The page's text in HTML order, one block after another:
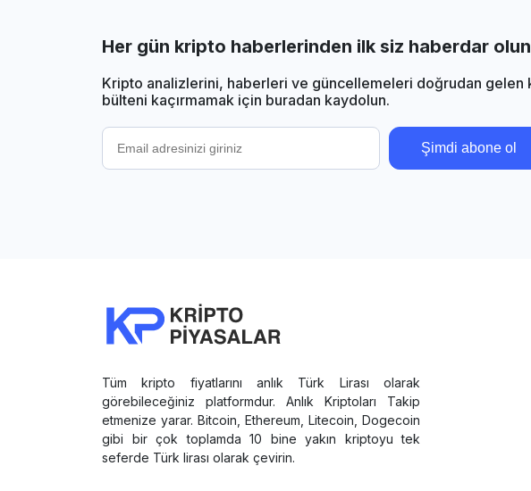
Her gün kripto haberlerinden ilk siz haberdar olun
Kripto analizlerini, haberleri ve güncellemeleri doğrudan gelen
bülteni kaçırmamak için buradan kaydolun.
Şimdi abone ol
Tüm kripto fiyatlarını anlık Türk Lirası olarak
görebileceğiniz platformdur. Anlık Kriptoları Takip
etmenize yarar. Bitcoin, Ethereum, Litecoin, Dogecoin
gibi bir çok toplamda 10 bine yakın kriptoyu tek
seferde Türk lirası olarak çevirin.